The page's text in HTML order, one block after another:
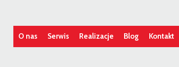
O nas Serwis Realizacje Blog Kontakt